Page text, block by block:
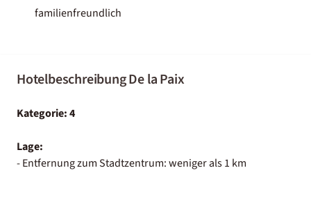
familienfreundlich
Hotelbeschreibung De la Paix
Kategorie: 4
Lage:
- Entfernung zum Stadtzentrum: weniger als 1 km